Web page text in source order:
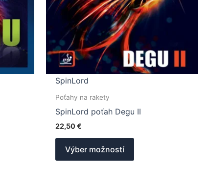
SpinLord
Poťahy na rakety
SpinLord poťah Degu II
22,50€
Výber možností
Tento